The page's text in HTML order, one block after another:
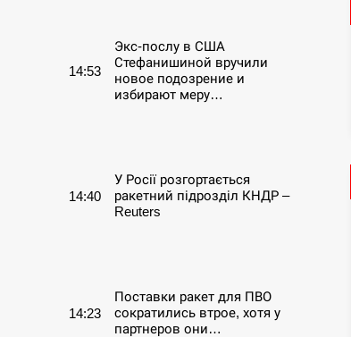
14:53
Экс-послу в США
Стефанишиной вручили
новое подозрение и
избирают меру…
14:40
У Росії розгортається
ракетний підрозділ КНДР –
Reuters
14:23
Поставки ракет для ПВО
сократились втрое, хотя у
партнеров они…